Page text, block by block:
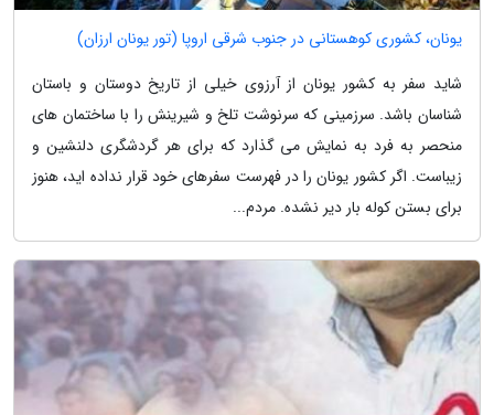
یونان، کشوری کوهستانی در جنوب شرقی اروپا (تور یونان ارزان)
شاید سفر به کشور یونان از آرزوی خیلی از تاریخ دوستان و باستان
شناسان باشد. سرزمینی که سرنوشت تلخ و شیرینش را با ساختمان های
منحصر به فرد به نمایش می گذارد که برای هر گردشگری دلنشین و
زیباست. اگر کشور یونان را در فهرست سفرهای خود قرار نداده اید، هنوز
برای بستن کوله بار دیر نشده. مردم...